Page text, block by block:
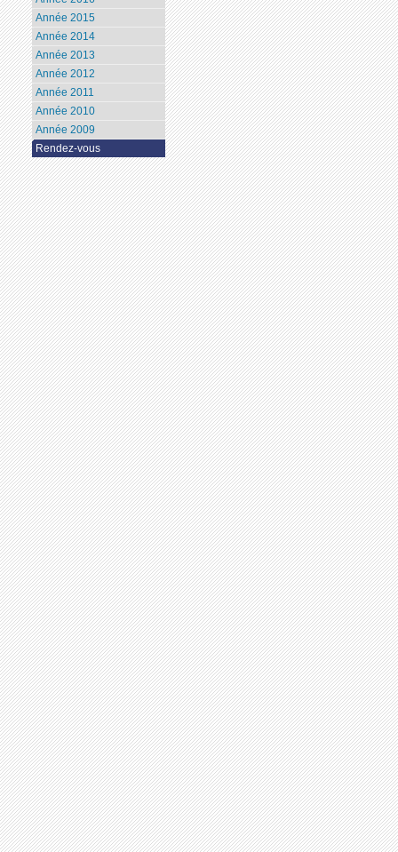
Année 2015
Année 2014
Année 2013
Année 2012
Année 2011
Année 2010
Année 2009
Rendez-vous